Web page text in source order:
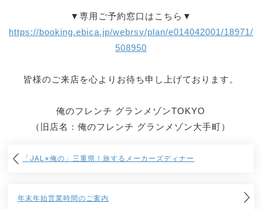
▼専用ご予約窓口はこちら▼
https://booking.ebica.jp/webrsv/plan/e014042001/18971/
508950
皆様のご来店を心よりお待ち申し上げております。
俺のフレンチ グランメゾンTOKYO
（旧店名：俺のフレンチ グランメゾン大手町）
「JAL×俺の」三重県！旅するメーカーズディナー
年末年始営業時間のご案内